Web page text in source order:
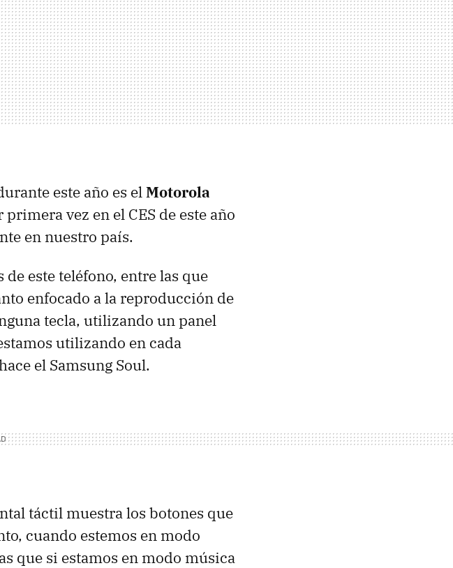
este año es elMotorola
vez en el CES de este año
en nuestro país.
este teléfono, entre las que
enfocado a la reproducción de
tecla, utilizando un panel
utilizando en cada
el Samsung Soul.
táctil muestra los botones que
cuando estemos en modo
que si estamos en modo música